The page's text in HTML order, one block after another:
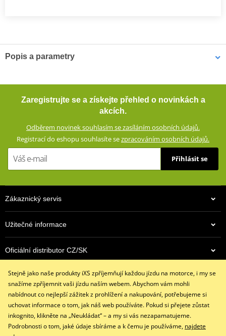
Popis a parametry
Nezáleží na tom, jestli jedete na motocyklu, na skútru, na kole,
nebo jdete pěšky po silnici, vždy se vyplatí být vidět. Proto jsme
ani za snížené viditelnosti. Vesta je celá ušitá z plně reflexního
polyesteru, který dokonale odráží i zbytkové dopadající světlo a tím
zvyšuje vaši pasivní bezpečnost. Vesta je díky strečovým panelům
na bocích velmi pohodlná, takže se dobře nosí na jakékoli
oblečení.
Plně reflexní polyester (100%)
Boční strečové panely s nastavením suchým zipem
PDF GMS SIZES
Zaregistrujte se a získejte přehled o novinkách a
akcích.
Odběrem novinek souhlasím se zasíláním osobních údajů.
Registrací do eshopu souhlasíte sezpracováním osobních údajů.
Přihlásit se
Zákaznický servis
Užitečné informace
Oficiální distributor CZ/SK
Kontaktujte nás
info@ixs-motopoint.cz
Po - Pá (8:00 - 16:30)
Stejně jako naše produkty iXS zpříjemňují každou jízdu na motorce, i my se
snažíme zpříjemnit vaši jízdu naším webem. Abychom vám mohli
nabídnout co nejlepší zážitek z prohlížení a nakupování, potřebujeme si
uchovat informace o tom, jak náš web používáte. Pokud si přejete zůstat
inkognito, klikněte na „Neukládat“ – a my si vás nezapamatujeme.
Podrobnosti o tom, jaké údaje sbíráme a k čemu je používáme, najdete